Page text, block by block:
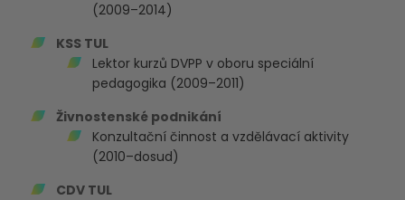
(2009–2014)
KSS TUL
Lektor kurzů DVPP v oboru speciální
pedagogika (2009–2011)
Živnostenské podnikání
Konzultační činnost a vzdělávací aktivity
(2010–dosud)
CDV TUL